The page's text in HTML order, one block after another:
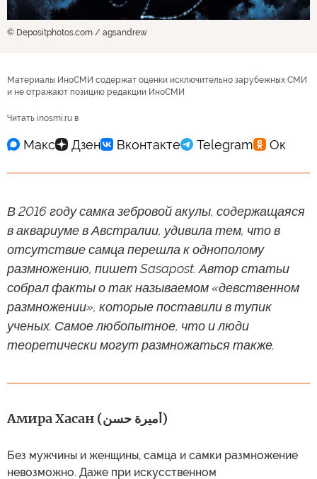
© Depositphotos.com / agsandrew
Материалы ИноСМИ содержат оценки исключительно зарубежных СМИ
и не отражают позицию редакции ИноСМИ
Читать inosmi.ru в
В 2016 году самка зебровой акулы, содержащаяся
в аквариуме в Австралии, удивила тем, что в
отсутствие самца перешла к однополому
размножению, пишет Sasapost. Автор статьи
собрал факты о так называемом «девственном
размножении», которые поставили в тупик
ученых. Самое любопытное, что и люди
теоретически могут размножаться также.
Амира Хасан (أميرة حسن)
Без мужчины и женщины, самца и самки размножение
невозможно. Даже при искусственном